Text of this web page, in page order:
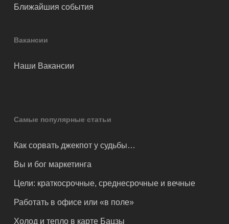
Ближайшия события
Вакансии
Наши Вакансии
Самые популярные статьи
Как сорвать джекпот у судьбы…
Вы и бог маркетинга
Цели: краткосрочные, среднесрочные и вечные
Работать в офисе или «в поле»
Холод и тепло в карте Бацзы